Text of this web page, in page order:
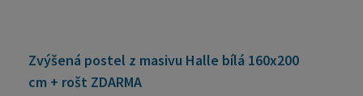
Zvýšená postel z masivu Halle bílá 160x200
cm + rošt ZDARMA